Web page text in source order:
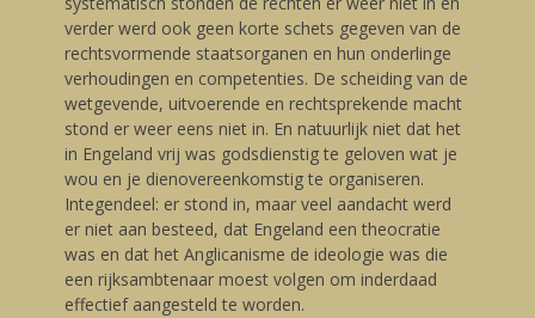
verder werd ook geen korte schets gegeven van de
rechtsvormende staatsorganen en hun onderlinge
verhoudingen en competenties. De scheiding van de
wetgevende, uitvoerende en rechtsprekende macht
stond er weer eens niet in. En natuurlijk niet dat het
in Engeland vrij was godsdienstig te geloven wat je
wou en je dienovereenkomstig te organiseren.
Integendeel: er stond in, maar veel aandacht werd
er niet aan besteed, dat Engeland een theocratie
was en dat het Anglicanisme de ideologie was die
een rijksambtenaar moest volgen om inderdaad
effectief aangesteld te worden.